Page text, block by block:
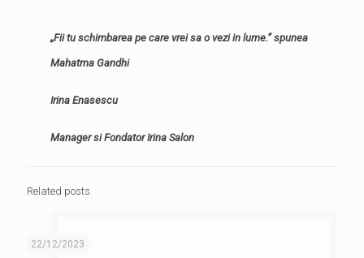
„Fii tu schimbarea pe care vrei sa o vezi in lume.” spunea
Mahatma Gandhi
Irina Enasescu
Manager si Fondator Irina Salon
Related posts
22/12/2023